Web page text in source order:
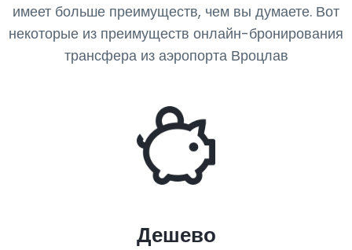
имеет больше преимуществ, чем вы думаете. Вот
некоторые из преимуществ онлайн-бронирования
трансфера из аэропорта Вроцлав
Дешево